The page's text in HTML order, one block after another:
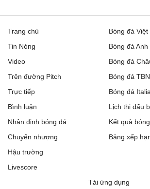
Trang chủ
Tin Nóng
Video
Trên đường Pitch
Trực tiếp
Bóng đá Việt
Bóng đá Anh
Bóng đá
Bóng đá TBN
Bóng đá Italia
Bình luận
Nhận định bóng đá
Chuyển nhượng
Hậu trường
Livescore
Lịch thi đấu
Kết quả
Bảng xếp
Tải ứng dụng